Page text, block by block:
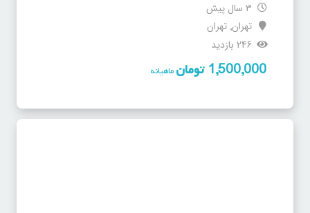
3 سال پیش
تهران,تهران
246 بازدید
1,500,000 تومانماهیانه